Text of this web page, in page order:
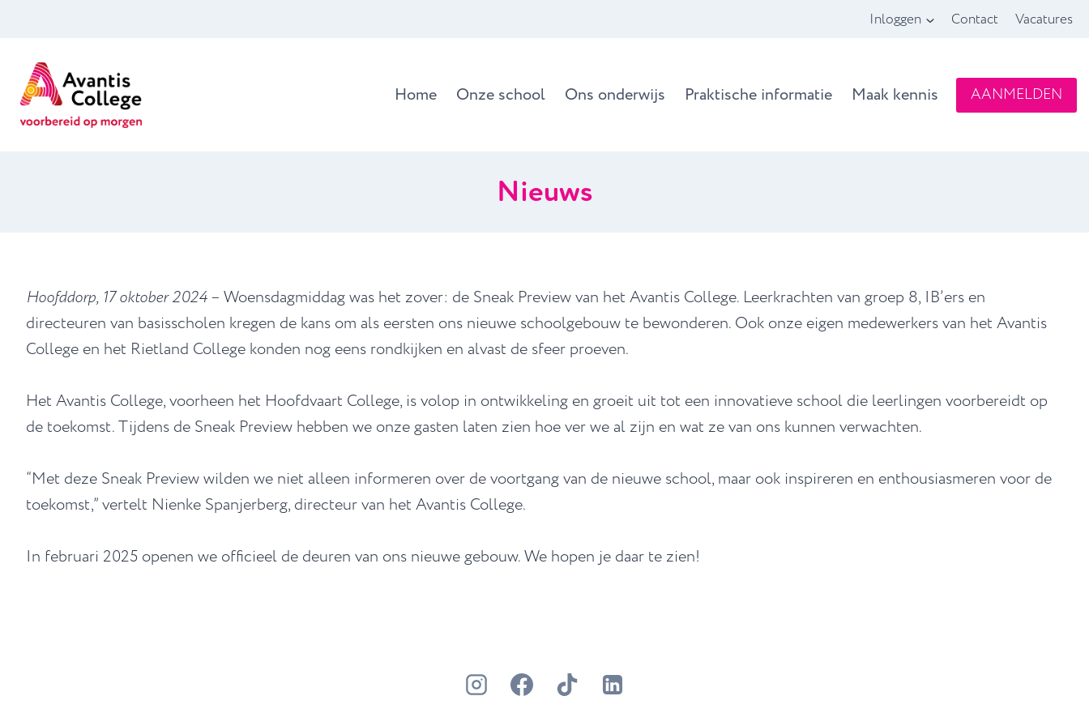
inhoud
Inloggen Contact Vacatures
Home Onze school Ons onderwijs Praktische informatie Maak kennis AANMELDEN
Nieuws
Hoofddorp, 17 oktober 2024 – Woensdagmiddag was het zover: de Sneak Preview van het Avantis College. Leerkrachten van groep 8, IB’ers en
directeuren van basisscholen kregen de kans om als eersten ons nieuwe schoolgebouw te bewonderen. Ook onze eigen medewerkers van het Avantis
College en het Rietland College konden nog eens rondkijken en alvast de sfeer proeven.
Het Avantis College, voorheen het Hoofdvaart College, is volop in ontwikkeling en groeit uit tot een innovatieve school die leerlingen voorbereidt op
de toekomst. Tijdens de Sneak Preview hebben we onze gasten laten zien hoe ver we al zijn en wat ze van ons kunnen verwachten.
“Met deze Sneak Preview wilden we niet alleen informeren over de voortgang van de nieuwe school, maar ook inspireren en enthousiasmeren voor de
toekomst,” vertelt Nienke Spanjerberg, directeur van het Avantis College.
In februari 2025 openen we officieel de deuren van ons nieuwe gebouw. We hopen je daar te zien!